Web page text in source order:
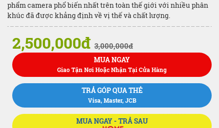
phẩm camera phổ biến nhất trên toàn thế giới với nhiều phân
khúc đã được khẳng định về vị thế và chất lượng.
2,500,000đ 3,000,000đ
MUA NGAY
Giao Tận Nơi Hoặc Nhận Tại Cửa Hàng
TRẢ GÓP QUA THẺ
Visa, Master, JCB
MUA NGAY - TRẢ SAU